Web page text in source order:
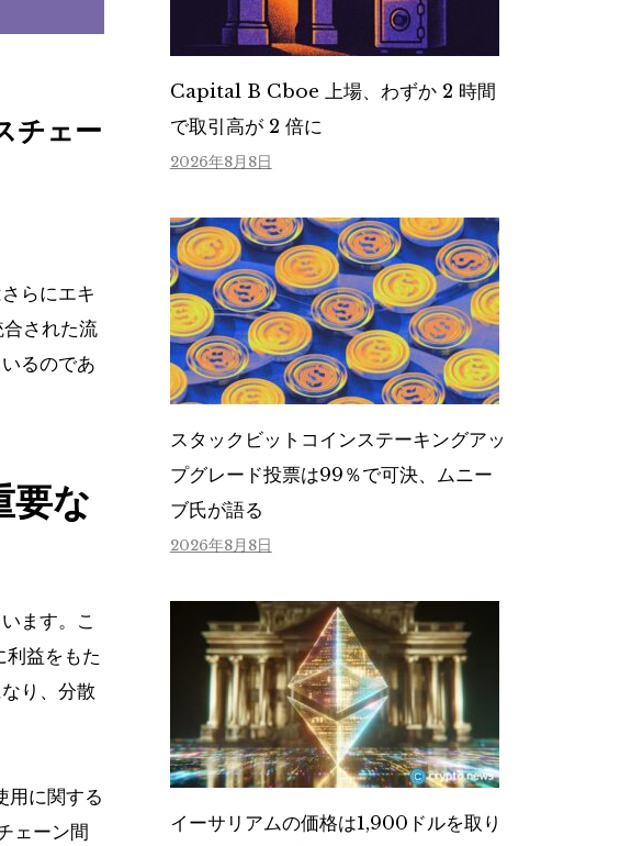
チェー
らにエキ
された流
るのであ
要な
ます。こ
益をもた
り、分散
に関する
ェーン間
Capital B Cboe 上場、わずか 2 時間
で取引高が 2 倍に
2026年8月8日
スタックビットコインステーキングアッ
プグレード投票は99％で可決、ムニー
ブ氏が語る
2026年8月8日
イーサリアムの価格は1,900ドルを取り